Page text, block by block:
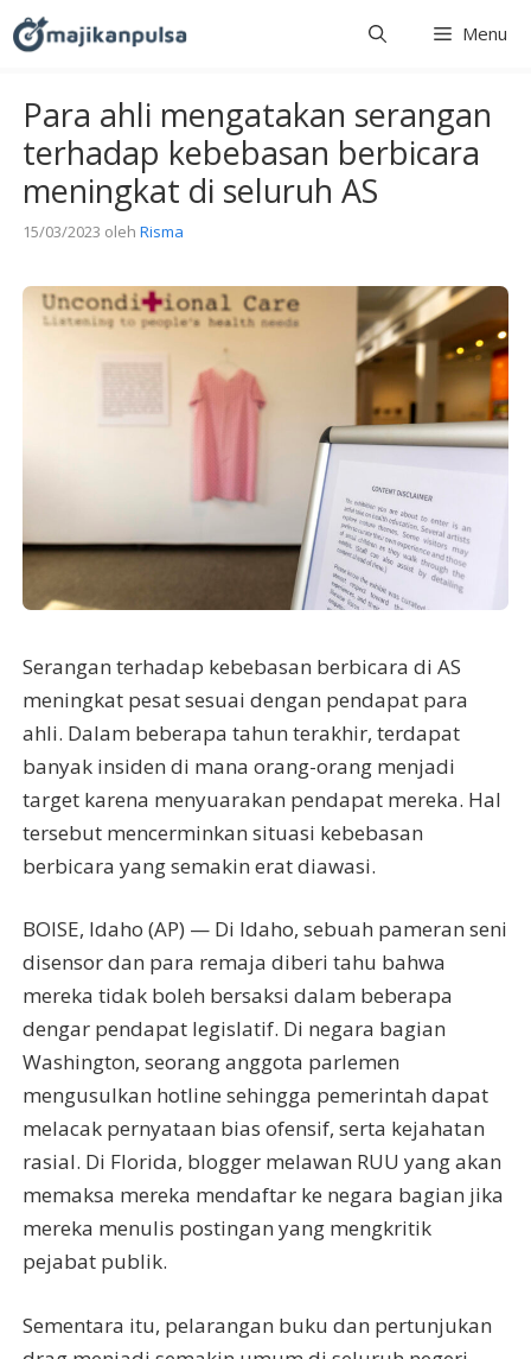
Langsung
ke
Menu
Para ahli mengatakan serangan
terhadap kebebasan berbicara
meningkat di seluruh AS
15/03/2023 oleh Risma
Serangan terhadap kebebasan berbicara di AS
meningkat pesat sesuai dengan pendapat para
ahli. Dalam beberapa tahun terakhir, terdapat
banyak insiden di mana orang-orang menjadi
target karena menyuarakan pendapat mereka. Hal
tersebut mencerminkan situasi kebebasan
berbicara yang semakin erat diawasi.
BOISE, Idaho (AP) — Di Idaho, sebuah pameran seni
disensor dan para remaja diberi tahu bahwa
mereka tidak boleh bersaksi dalam beberapa
dengar pendapat legislatif. Di negara bagian
Washington, seorang anggota parlemen
mengusulkan hotline sehingga pemerintah dapat
melacak pernyataan bias ofensif, serta kejahatan
rasial. Di Florida, blogger melawan RUU yang akan
memaksa mereka mendaftar ke negara bagian jika
mereka menulis postingan yang mengkritik
pejabat publik.
Sementara itu, pelarangan buku dan pertunjukan